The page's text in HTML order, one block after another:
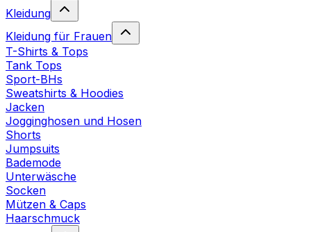
Kleidung
Kleidung für Frauen
T-Shirts & Tops
Tank Tops
Sport-BHs
Sweatshirts & Hoodies
Jacken
Jogginghosen und Hosen
Shorts
Jumpsuits
Bademode
Unterwäsche
Socken
Mützen & Caps
Haarschmuck